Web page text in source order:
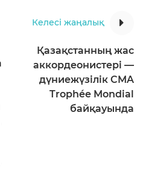
Келесі жаңалық
Қазақстанның жас
аккордеонистері —
дүниежүзілік CMA
Trophée Mondial
байқауында